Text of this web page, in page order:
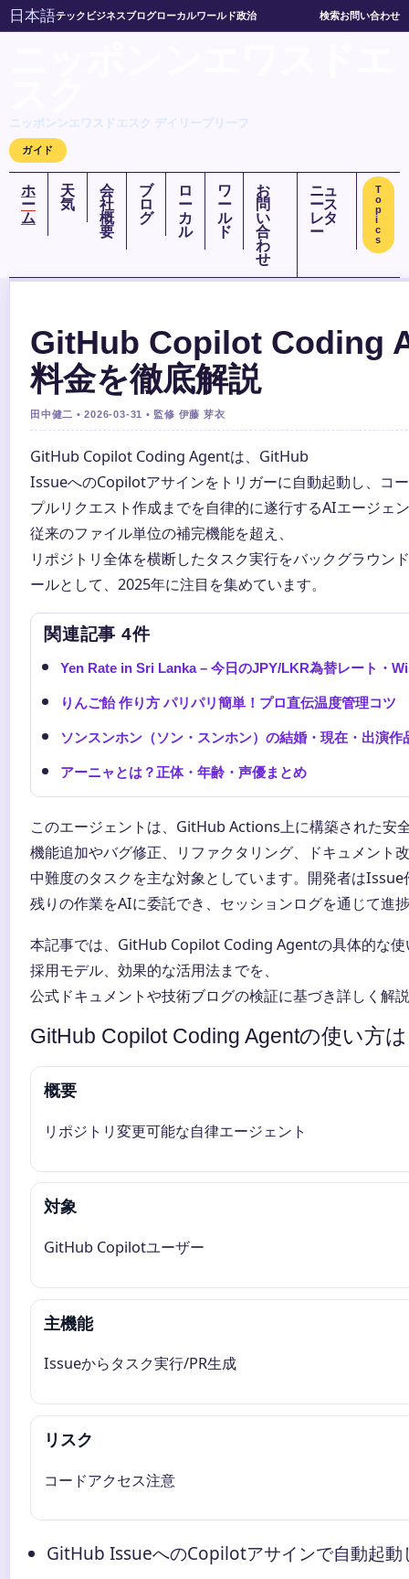
日本語テック ビジネスブログローカルワールド政治 検索お問い合わせ
ニッポンンエワスドエスク デイリーブリーフ
ガイド
ホ
ー
ム
天
気
会
社
概
要
ブ
ロ
グ
ロ
ー
カ
ル
ワ
ー
ル
ド
お
問
い
合
わ
せ
ニュ
ース
レタ
ー
T
o
p
i
c
s
GitHub Copilot Coding
料金を徹底解説
田中健二 • 2026-03-31 • 監修 伊藤 芽衣
GitHub Copilot Coding Agentは、GitHub
IssueへのCopilotアサインをトリガーに自動起動し、コ
プルリクエスト作成までを自律的に遂行するAIエージェ
従来のファイル単位の補完機能を超え、
リポジトリ全体を横断したタスク実行をバックグラウン
ールとして、2025年に注目を集めています。
関連記事 4件
Yen Rate in Sri Lanka – 今日のJPY/LKR為替レート・
りんご飴 作り方 パリパリ簡単！プロ直伝温度管理コツ
ソンスンホン（ソン・スンホン）の結婚・現在・出演
アーニャとは？正体・年齢・声優まとめ
このエージェントは、GitHub Actions上に構築された安
機能追加やバグ修正、リファクタリング、ドキュメント
中難度のタスクを主な対象としています。開発者は
残りの作業をAIに委託でき、セッションログを通じて進
本記事では、GitHub Copilot Coding Agentの具体的な使
採用モデル、効果的な活用法までを、
公式ドキュメントや技術ブログの検証に基づき詳しく解
GitHub Copilot Coding Agentの使い方
概要
リポジトリ変更可能な自律エージェント
対象
GitHub Copilotユーザー
主機能
Issueからタスク実行/PR生成
リスク
コードアクセス注意
GitHub IssueへのCopilotアサインで自動起動